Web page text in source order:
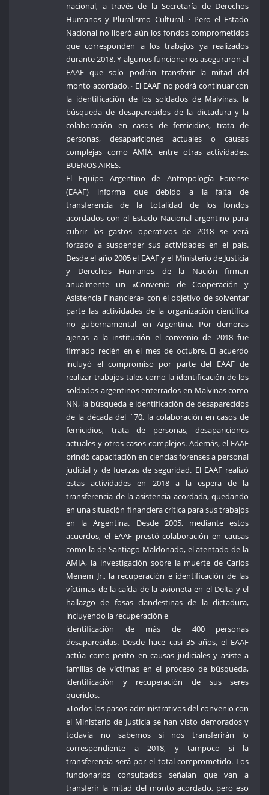
nacional, a través de la Secretaría de Derechos
Humanos y Pluralismo Cultural. · Pero el Estado
Nacional no liberó aún los fondos comprometidos
que corresponden a los trabajos ya realizados
durante 2018. Y algunos funcionarios aseguraron al
EAAF que solo podrán transferir la mitad del
monto acordado. · El EAAF no podrá continuar con
la identificación de los soldados de Malvinas, la
búsqueda de desaparecidos de la dictadura y la
colaboración en casos de femicidios, trata de
personas, desapariciones actuales o causas
complejas como AMIA, entre otras actividades.
BUENOS AIRES. –
El Equipo Argentino de Antropología Forense
(EAAF) informa que debido a la falta de
transferencia de la totalidad de los fondos
acordados con el Estado Nacional argentino para
cubrir los gastos operativos de 2018 se verá
forzado a suspender sus actividades en el país.
Desde el año 2005 el EAAF y el Ministerio de Justicia
y Derechos Humanos de la Nación firman
anualmente un «Convenio de Cooperación y
Asistencia Financiera» con el objetivo de solventar
parte las actividades de la organización científica
no gubernamental en Argentina. Por demoras
ajenas a la institución el convenio de 2018 fue
firmado recién en el mes de octubre. El acuerdo
incluyó el compromiso por parte del EAAF de
realizar trabajos tales como la identificación de los
soldados argentinos enterrados en Malvinas como
NN, la búsqueda e identificación de desaparecidos
de la década del `70, la colaboración en casos de
femicidios, trata de personas, desapariciones
actuales y otros casos complejos. Además, el EAAF
brindó capacitación en ciencias forenses a personal
judicial y de fuerzas de seguridad. El EAAF realizó
estas actividades en 2018 a la espera de la
transferencia de la asistencia acordada, quedando
en una situación financiera crítica para sus trabajos
en la Argentina. Desde 2005, mediante estos
acuerdos, el EAAF prestó colaboración en causas
como la de Santiago Maldonado, el atentado de la
AMIA, la investigación sobre la muerte de Carlos
Menem Jr., la recuperación e identificación de las
víctimas de la caída de la avioneta en el Delta y el
hallazgo de fosas clandestinas de la dictadura,
incluyendo la recuperación e
identificación de más de 400 personas
desaparecidas. Desde hace casi 35 años, el EAAF
actúa como perito en causas judiciales y asiste a
familias de víctimas en el proceso de búsqueda,
identificación y recuperación de sus seres
queridos.
«Todos los pasos administrativos del convenio con
el Ministerio de Justicia se han visto demorados y
todavía no sabemos si nos transferirán lo
correspondiente a 2018, y tampoco si la
transferencia será por el total comprometido. Los
funcionarios consultados señalan que van a
transferir la mitad del monto acordado, pero eso